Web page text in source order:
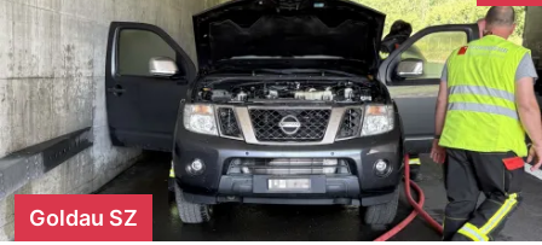
Goldau SZ